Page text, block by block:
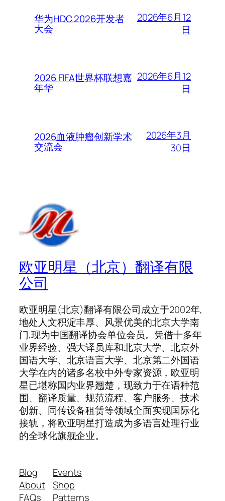
华为HDC.2026开发者
大会
2026年6月12
日
2026 FIFA世界杯联想嘉
年华
2026年6月12
日
2026血液肿瘤创新学术
交流会
2026年3月
30日
欧亚明星（北京）翻译有限
公司
欧亚明星(北京)翻译有限公司成立于2002年,
地处人文积淀丰厚、风景优美的北京大学南
门,现为中国翻译协会单位会员。凭借十多年
业界经验、强大译员库和北京大学、北京外
国语大学、北京语言大学、北京第二外国语
大学在内的诸多名校中外专家资源，欧亚明
星已堪称国内业界翘楚，现致力于在语种范
围、翻译质量、规范流程、客户服务、技术
创新、同传设备租赁等领域全面实现国际化
接轨，将欧亚明星打造成为多语言处理行业
的全球化旗舰企业。
Blog
About
FAQs
Events
Shop
Patterns